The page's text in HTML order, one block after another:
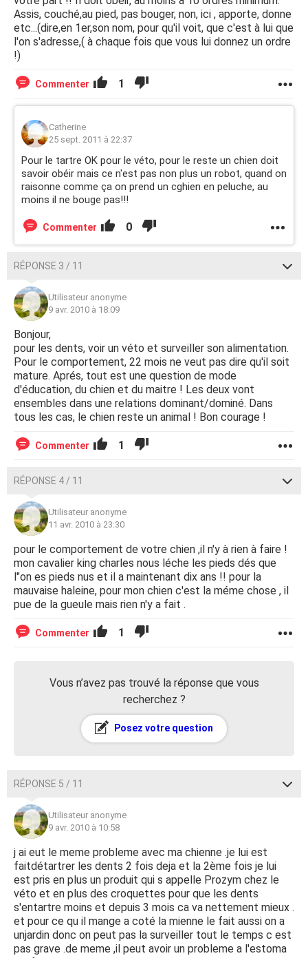
Assis, couché,au pied, pas bouger, non, ici , apporte, donne
etc...(dire,en 1er,son nom, pour qu'il voit, que c'est à lui que
l'on s'adresse,( à chaque fois que vous lui donnez un ordre
!)
Commenter 1
Catherine
25 sept. 2011 à 22:37
Pour le tartre OK pour le véto, pour le reste un chien doit
savoir obéir mais ce n'est pas non plus un robot, quand on
raisonne comme ça on prend un cghien en peluche, au
moins il ne bouge pas!!!
Commenter 0
RÉPONSE 3 / 11
Utilisateur anonyme
9 avr. 2010 à 18:09
Bonjour,
pour les dents, voir un véto et surveiller son alimentation.
Pour le comportement, 22 mois ne veut pas dire qu'il soit
mature. Aprés, tout est une question de mode
d'éducation, du chien et du maitre ! Les deux vont
ensembles dans une relations dominant/dominé. Dans
tous les cas, le chien reste un animal ! Bon courage !
Commenter 1
RÉPONSE 4 / 11
Utilisateur anonyme
11 avr. 2010 à 23:30
pour le comportement de votre chien ,il n'y à rien à faire !
mon cavalier king charles nous léche les pieds dés que
l"on es pieds nus et il a maintenant dix ans !! pour la
mauvaise haleine, pour mon chien c'est la méme chose , il
pue de la gueule mais rien n'y a fait .
Commenter 1
Vous n’avez pas trouvé la réponse que vous
recherchez ?
Posez votre question
RÉPONSE 5 / 11
Utilisateur anonyme
9 avr. 2010 à 10:58
j ai eut le meme probleme avec ma chienne .je lui est
faitdétartrer les dents 2 fois deja et la 2ème fois je lui
est pris en plus un produit qui s appelle Prozym chez le
véto et en plus des croquettes pour que les dents
s'entartre moins et depuis 3 mois ca va nettement mieux .
et pour ce qu il mange a coté la mienne le fait aussi on a
unjardin donc on peut pas la surveiller tout le temps c est
pas grave .de meme ,il peut avoir un probleme a l'estoma